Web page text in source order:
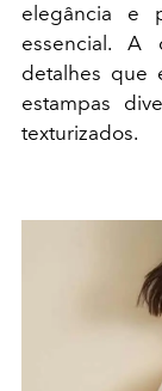
elegância e
essencial.
detalhes que
estampas
texturizados.